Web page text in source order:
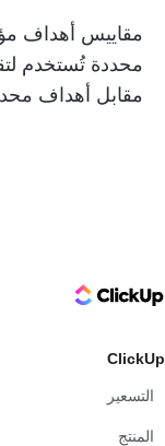
مقاييس أهداف
محددة تُستخدم
مقابل أهداف
ClickUp Logo
ClickUp
التسعير
المنتج